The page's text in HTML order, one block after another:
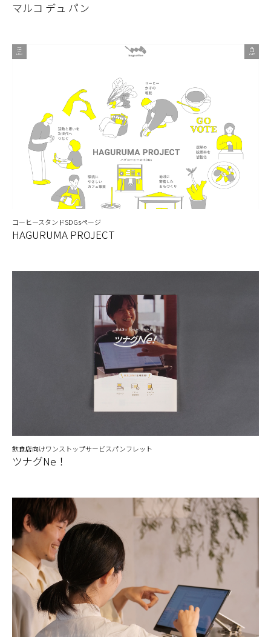
マルコ デュ パン
コーヒースタンドSDGsページ
HAGURUMA PROJECT
飲食店向けワンストップサービスパンフレット
ツナグNe！